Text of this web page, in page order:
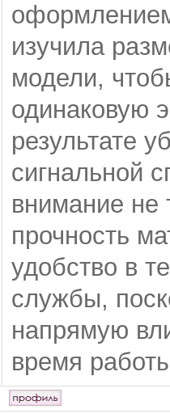
изучила
модели,
одинаковую
результате
сигнальной
внимание не
прочность
удобство в
службы,
напрямую
время